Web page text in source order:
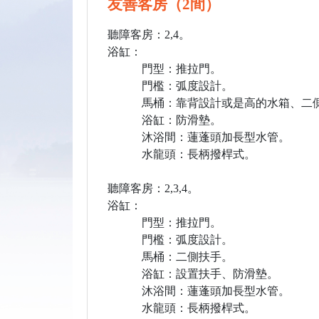
友善客房（2間）
聽障客房：2,4。
浴缸：
門型：推拉門。
門檻：弧度設計。
馬桶：靠背設計或是高的水箱、二
浴缸：防滑墊。
沐浴間：蓮蓬頭加長型水管。
水龍頭：長柄撥桿式。
聽障客房：2,3,4。
浴缸：
門型：推拉門。
門檻：弧度設計。
馬桶：二側扶手。
浴缸：設置扶手、防滑墊。
沐浴間：蓮蓬頭加長型水管。
水龍頭：長柄撥桿式。